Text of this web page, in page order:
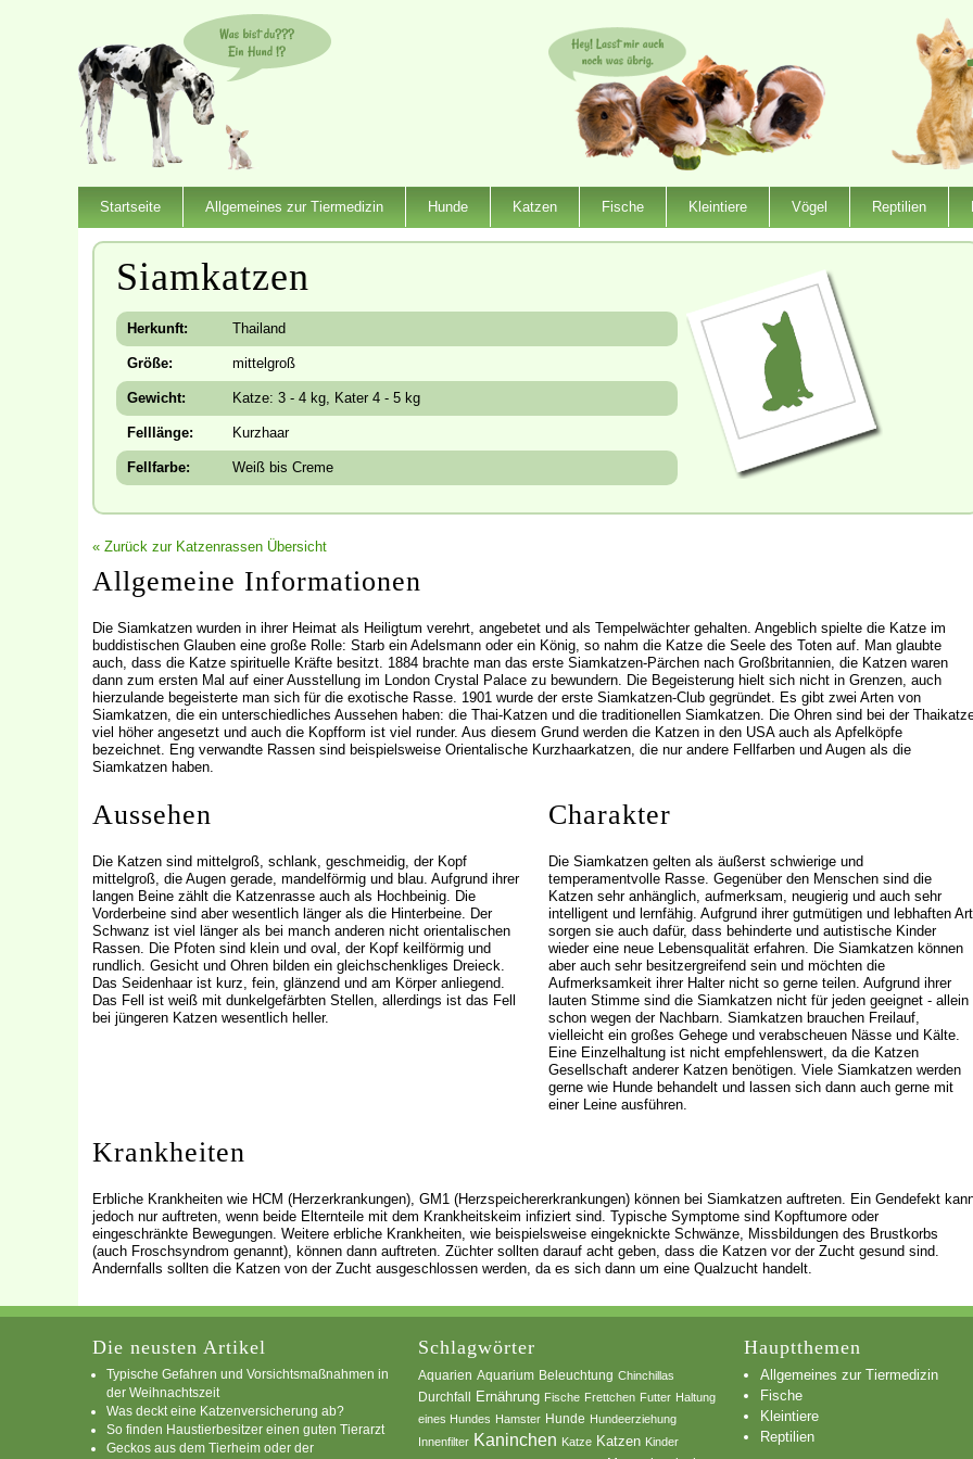
Startseite Allgemeines zur Tiermedizin Hunde Katzen Fische Kleintiere Vögel Reptilien
Siamkatzen
Herkunft: Thailand
Größe: mittelgroß
Gewicht: Katze: 3 - 4 kg, Kater 4 - 5 kg
Felllänge: Kurzhaar
Fellfarbe: Weiß bis Creme
« Zurück zur Katzenrassen Übersicht
Allgemeine Informationen
Die Siamkatzen wurden in ihrer Heimat als Heiligtum verehrt, angebetet und als Tempelwächter gehalten. Angeblich spielte die Katze im
buddistischen Glauben eine große Rolle: Starb ein Adelsmann oder ein König, so nahm die Katze die Seele des Toten auf. Man glaubte
auch, dass die Katze spirituelle Kräfte besitzt. 1884 brachte man das erste Siamkatzen-Pärchen nach Großbritannien, die Katzen waren
dann zum ersten Mal auf einer Ausstellung im London Crystal Palace zu bewundern. Die Begeisterung hielt sich nicht in Grenzen, auch
hierzulande begeisterte man sich für die exotische Rasse. 1901 wurde der erste Siamkatzen-Club gegründet. Es gibt zwei Arten von
Siamkatzen, die ein unterschiedliches Aussehen haben: die Thai-Katzen und die traditionellen Siamkatzen. Die Ohren sind bei der
viel höher angesetzt und auch die Kopfform ist viel runder. Aus diesem Grund werden die Katzen in den USA auch als Apfelköpfe
bezeichnet. Eng verwandte Rassen sind beispielsweise Orientalische Kurzhaarkatzen, die nur andere Fellfarben und Augen als die
Siamkatzen haben.
Aussehen
Die Katzen sind mittelgroß, schlank, geschmeidig, der Kopf
mittelgroß, die Augen gerade, mandelförmig und blau. Aufgrund ihrer
langen Beine zählt die Katzenrasse auch als Hochbeinig. Die
Vorderbeine sind aber wesentlich länger als die Hinterbeine. Der
Schwanz ist viel länger als bei manch anderen nicht orientalischen
Rassen. Die Pfoten sind klein und oval, der Kopf keilförmig und
rundlich. Gesicht und Ohren bilden ein gleichschenkliges Dreieck.
Das Seidenhaar ist kurz, fein, glänzend und am Körper anliegend.
Das Fell ist weiß mit dunkelgefärbten Stellen, allerdings ist das Fell
bei jüngeren Katzen wesentlich heller.
Charakter
Die Siamkatzen gelten als äußerst schwierige und
temperamentvolle Rasse. Gegenüber den Menschen sind die
Katzen sehr anhänglich, aufmerksam, neugierig und auch sehr
intelligent und lernfähig. Aufgrund ihrer gutmütigen und lebhaften Art
sorgen sie auch dafür, dass behinderte und autistische Kinder
wieder eine neue Lebensqualität erfahren. Die Siamkatzen können
aber auch sehr besitzergreifend sein und möchten die
Aufmerksamkeit ihrer Halter nicht so gerne teilen. Aufgrund ihrer
lauten Stimme sind die Siamkatzen nicht für jeden geeignet - allein
schon wegen der Nachbarn. Siamkatzen brauchen Freilauf,
vielleicht ein großes Gehege und verabscheuen Nässe und Kälte.
Eine Einzelhaltung ist nicht empfehlenswert, da die Katzen
Gesellschaft anderer Katzen benötigen. Viele Siamkatzen werden
gerne wie Hunde behandelt und lassen sich dann auch gerne mit
einer Leine ausführen.
Krankheiten
Erbliche Krankheiten wie HCM (Herzerkrankungen), GM1 (Herzspeichererkrankungen) können bei Siamkatzen auftreten. Ein Gendefekt
jedoch nur auftreten, wenn beide Elternteile mit dem Krankheitskeim infiziert sind. Typische Symptome sind Kopftumore oder
eingeschränkte Bewegungen. Weitere erbliche Krankheiten, wie beispielsweise eingeknickte Schwänze, Missbildungen des Brustkorbs
(auch Froschsyndrom genannt), können dann auftreten. Züchter sollten darauf acht geben, dass die Katzen vor der Zucht gesund sind.
Andernfalls sollten die Katzen von der Zucht ausgeschlossen werden, da es sich dann um eine Qualzucht handelt.
Die neusten Artikel
Typische Gefahren und Vorsichtsmaßnahmen in
der Weihnachtszeit
Was deckt eine Katzenversicherung ab?
So finden Haustierbesitzer einen guten Tierarzt
Geckos aus dem Tierheim oder der
Schlagwörter
Aquarien Aquarium Beleuchtung Chinchillas
Durchfall Ernährung Fische Frettchen Futter Haltung
eines Hundes Hamster Hunde Hundeerziehung
Innenfilter Kaninchen Katze Katzen Kinder
Hauptthemen
Allgemeines zur Tiermedizin
Fische
Kleintiere
Reptilien